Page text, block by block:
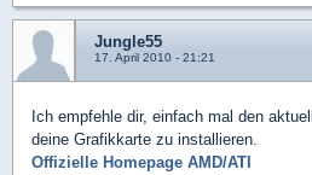
Jungle55
17. April 2010 - 21:21
Ich empfehle dir, einfach mal den
deine Grafikkarte zu installieren.
Offizielle Homepage AMD/ATI